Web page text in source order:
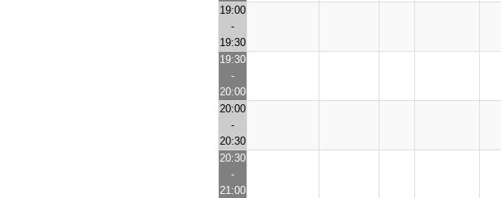
19:00
-
19:30
19:30
-
20:00
20:00
-
20:30
20:30
-
21:00